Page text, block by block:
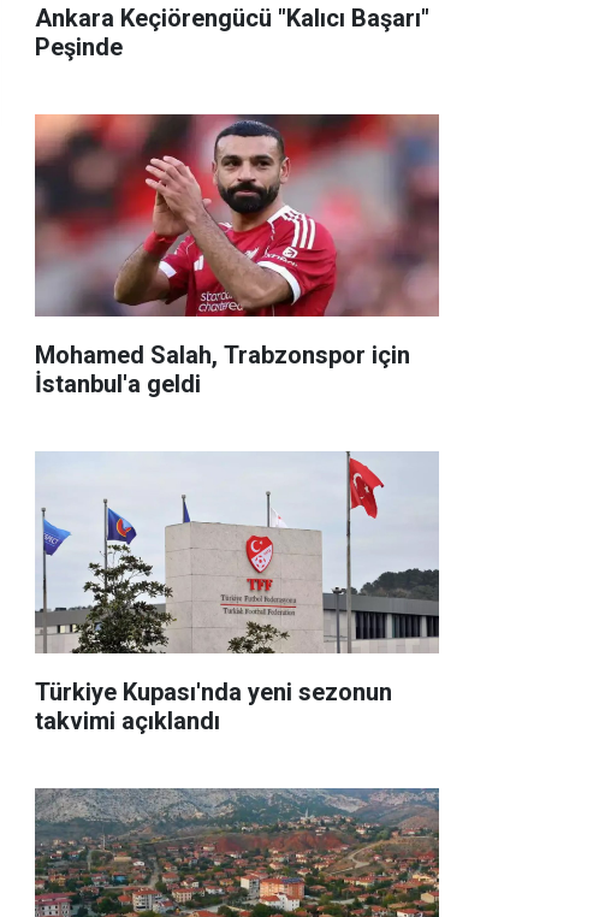
Ankara Keçiörengücü "Kalıcı Başarı"
Peşinde
Mohamed Salah, Trabzonspor için
İstanbul'a geldi
Türkiye Kupası'nda yeni sezonun
takvimi açıklandı